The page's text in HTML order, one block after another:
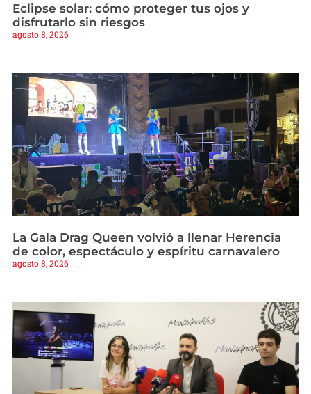
Eclipse solar: cómo proteger tus ojos y
disfrutarlo sin riesgos
agosto 8, 2026
La Gala Drag Queen volvió a llenar Herencia
de color, espectáculo y espíritu carnavalero
agosto 8, 2026